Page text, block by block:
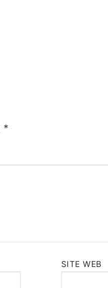
*
SITE WEB